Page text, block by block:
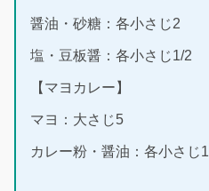
醤油・砂糖：各小さじ2
塩・豆板醤：各小さじ1/2
【マヨカレー】
マヨ：大さじ5
カレー粉・醤油：各小さじ1